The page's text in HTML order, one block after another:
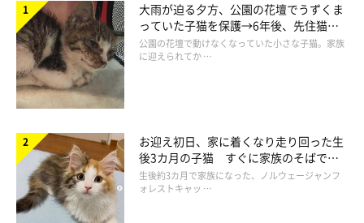
大雨が迫る夕方、公園の花壇でうずくま
っていた子猫を保護→6年後、先住猫
と“姉妹”のような関係に
公園の花壇で動けなくなっていた小さな子猫。家族
に迎えられてか …
お迎え初日、家に着くなり走り回った生
後3カ月の子猫 すぐに家族のそばで落
ち着く姿に「迎えてよかった」
生後約3カ月で家族になった、ノルウェージャンフ
ォレストキャッ …